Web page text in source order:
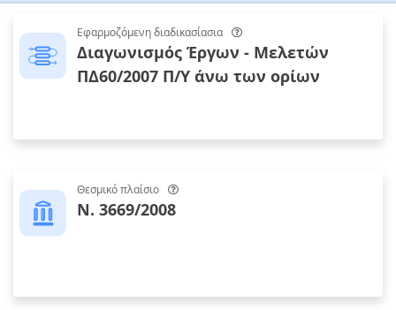
Εφαρμοζόμενη διαδικασίασια
Διαγωνισμός Έργων - Μελετών
ΠΔ60/2007 Π/Υ άνω των ορίων
Θεσμικό πλαίσιο
Ν. 3669/2008